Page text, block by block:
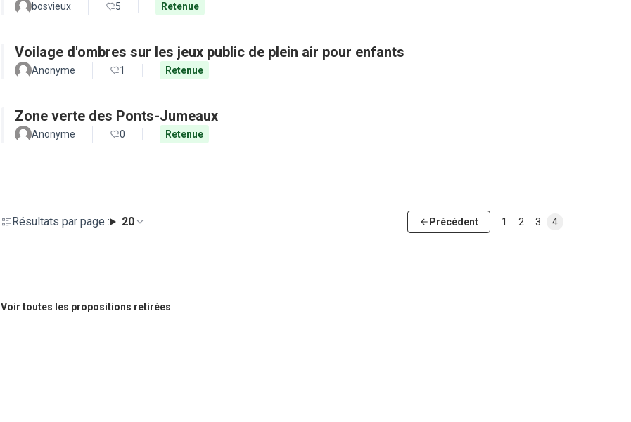
bosvieux 5 Retenue
Voilage d'ombres sur les jeux public de plein air pour enfants
Anonyme 1 Retenue
Zone verte des Ponts-Jumeaux
Anonyme 0 Retenue
Résultats par page : 20 Précédent 1 2 3 4
Voir toutes les propositions retirées